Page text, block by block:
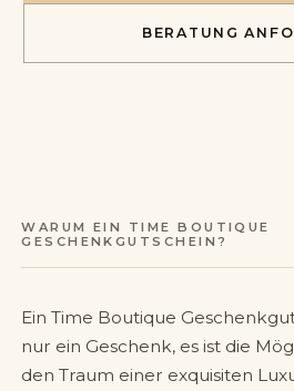
Horology Hub
Kontakt
BERATUNG
WARUM EIN TIME BOUTIQUE
GESCHENKGUTSCHEIN?
Ein Time Boutique
nur ein Geschenk, es ist die
den Traum einer exquisiten